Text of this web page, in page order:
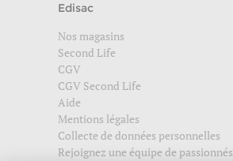
Edisac
Nos magasins
Second Life
CGV
CGV Second Life
Aide
Mentions légales
Collecte de données personnelles
Rejoignez une équipe de passionnés